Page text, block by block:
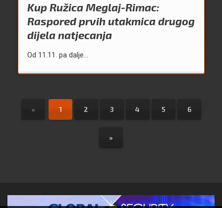
Kup Ružica Meglaj-Rimac:
Raspored prvih utakmica drugog
dijela natjecanja
Od 11.11. pa dalje...
« 1 2 3 4 5 6
»